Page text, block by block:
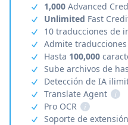
1,000 Advanced
Unlimited Fast
10 traducciones de
Admite traducciones
Hasta 100,000
Sube archivos de
Detección de IA
Translate Agent
i
Pro OCR
i
Soporte de